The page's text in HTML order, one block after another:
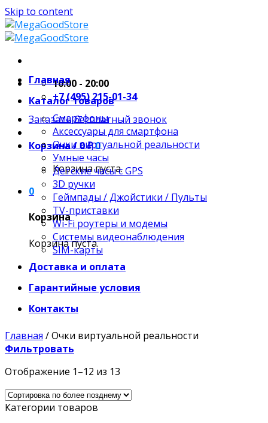
Skip to content
10:00 - 20:00
+7 (495) 215-01-34
Заказать бесплатный звонок
Корзина /0₽0
Корзина пуста.
0
Корзина
Корзина пуста.
Главная
Каталог товаров
Смартфоны
Аксессуары для смартфона
Очки виртуальной реальности
Умные часы
Детские часы с GPS
3D ручки
Геймпады / Джойстики / Пульты
TV-приставки
Wi-Fi роутеры и модемы
Системы видеонаблюдения
SIM-карты
Доставка и оплата
Гарантийные условия
Контакты
Главная /Очки виртуальной реальности
Фильтровать
Отображение 1–12 из 13
Категории товаров